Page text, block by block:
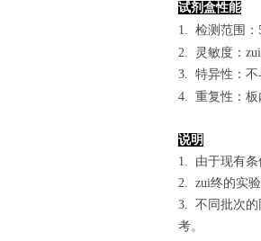
试剂盒性能
1. 检测范围 ：
2. 灵敏度：
3. 特异性：不
4. 重复性：板
说明
1. 由于现有条
2. zui终的实
3. 不同批次的
考。